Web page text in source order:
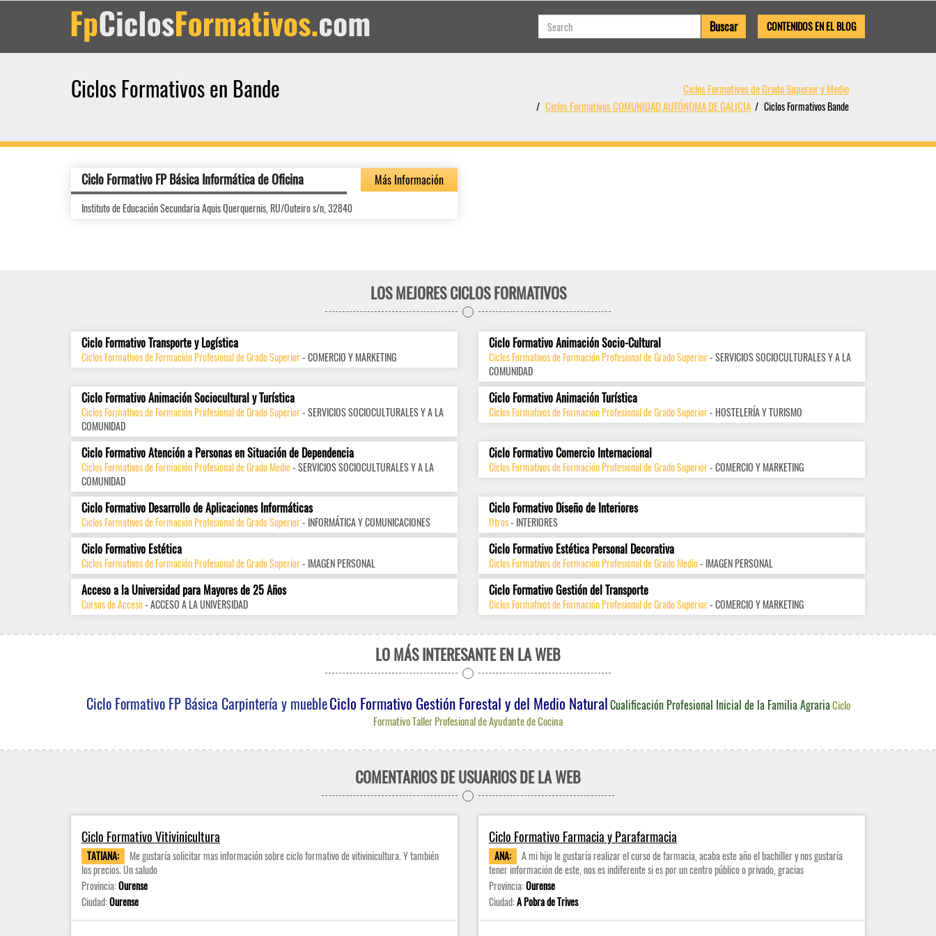
CONTENIDOS EN EL BLOG
Ciclos Formativos en Bande
Ciclos Formativos de Grado Superior y Medio
Ciclos Formativos COMUNIDAD AUTÓNOMA DE GALICIA
Ciclos Formativos Bande
Ciclo Formativo FP Básica Informática de Oficina Más Información
Instituto de Educación Secundaria Aquis Querquernis, RU/Outeiro s/n, 32840
LOS MEJORES CICLOS FORMATIVOS
Ciclo Formativo Transporte y Logística
Ciclos Formativos de Formación Profesional de Grado Superior- COMERCIO Y MARKETING
Ciclo Formativo Animación Socio-Cultural
Ciclos Formativos de Formación Profesional de Grado Superior- SERVICIOS SOCIOCULTURALES Y A LA
COMUNIDAD
Ciclo Formativo Animación Sociocultural y Turística
Ciclos Formativos de Formación Profesional de Grado Superior- SERVICIOS SOCIOCULTURALES Y A LA
COMUNIDAD
Ciclo Formativo Animación Turística
Ciclos Formativos de Formación Profesional de Grado Superior- HOSTELERÍA Y TURISMO
Ciclo Formativo Atención a Personas en Situación de Dependencia
Ciclos Formativos de Formación Profesional de Grado Medio- SERVICIOS SOCIOCULTURALES Y A LA
COMUNIDAD
Ciclo Formativo Comercio Internacional
Ciclos Formativos de Formación Profesional de Grado Superior- COMERCIO Y MARKETING
Ciclo Formativo Desarrollo de Aplicaciones Informáticas
Ciclos Formativos de Formación Profesional de Grado Superior- INFORMÁTICA Y COMUNICACIONES
Ciclo Formativo Diseño de Interiores
Otros- INTERIORES
Ciclo Formativo Estética
Ciclos Formativos de Formación Profesional de Grado Superior- IMAGEN PERSONAL
Ciclo Formativo Estética Personal Decorativa
Ciclos Formativos de Formación Profesional de Grado Medio- IMAGEN PERSONAL
Acceso a la Universidad para Mayores de 25 Años
Cursos de Acceso- ACCESO A LA UNIVERSIDAD
Ciclo Formativo Gestión del Transporte
Ciclos Formativos de Formación Profesional de Grado Superior- COMERCIO Y MARKETING
LO MÁS INTERESANTE EN LA WEB
Ciclo Formativo FP Básica Carpintería y muebleCiclo Formativo Gestión Forestal y del Medio NaturalCualificación Profesional Inicial de la Familia AgrariaCiclo
Formativo Taller Profesional de Ayudante de Cocina
COMENTARIOS DE USUARIOS DE LA WEB
Ciclo Formativo Vitivinicultura
TATIANA:
Me gustaría solicitar mas información sobre ciclo formativo de vitivinicultura. Y también
los precios. Un saludo
Provincia:Ourense
Ciudad:Ourense
Ciclo Formativo Farmacia y Parafarmacia
ANA:
A mi hijo le gustaría realizar el curso de farmacia, acaba este año el bachiller y nos gustaría
tener información de este, nos es indiferente si es por un centro público o privado, gracias
Provincia:Ourense
Ciudad:A Pobra de Trives